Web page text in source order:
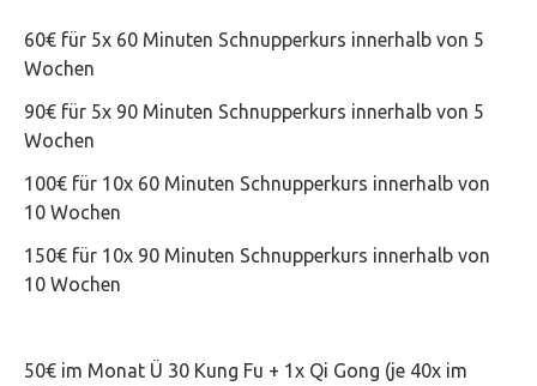
60€ für 5x 60 Minuten Schnupperkurs innerhalb von 5
Wochen
90€ für 5x 90 Minuten Schnupperkurs innerhalb von 5
Wochen
100€ für 10x 60 Minuten Schnupperkurs innerhalb von
10 Wochen
150€ für 10x 90 Minuten Schnupperkurs innerhalb von
10 Wochen
50€ im Monat Ü 30 Kung Fu + 1x Qi Gong (je 40x im